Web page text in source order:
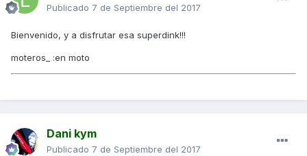
Publicado 7 de Septiembre del 2017
Bienvenido, y a disfrutar esa superdink!!!
moteros_ :en moto
Dani kym
Publicado 7 de Septiembre del 2017